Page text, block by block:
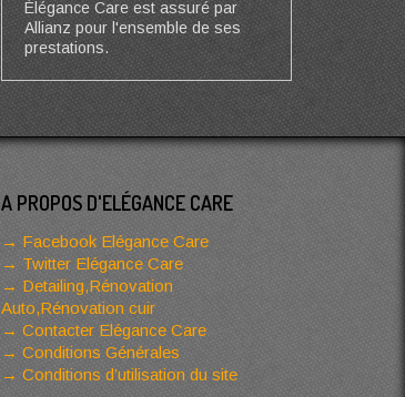
Élégance Care est assuré par
Allianz pour l'ensemble de ses
prestations.
A PROPOS D'ELÉGANCE CARE
Facebook Elégance Care
Twitter Elégance Care
Detailing,Rénovation
Auto,Rénovation cuir
Contacter Elégance Care
Conditions Générales
Conditions d’utilisation du site